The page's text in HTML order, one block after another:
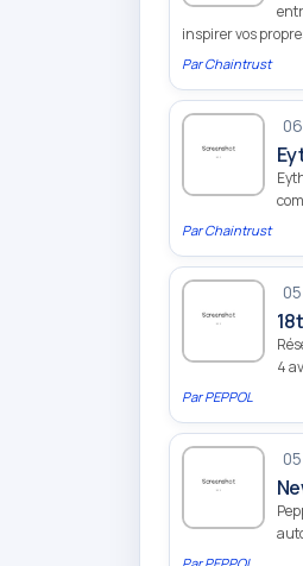
inspirer vos
ParChaintrust
ParChaintrust
4
ParPEPPOL